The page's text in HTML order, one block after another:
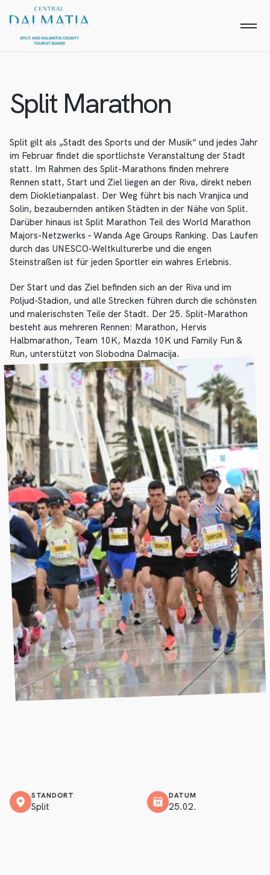
Split Marathon
Split gilt als „Stadt des Sports und der Musik“ und jedes Jahr
im Februar findet die sportlichste Veranstaltung der Stadt
statt. Im Rahmen des Split-Marathons finden mehrere
Rennen statt, Start und Ziel liegen an der Riva, direkt neben
dem Diokletianpalast. Der Weg führt bis nach Vranjica und
Solin, bezaubernden antiken Städten in der Nähe von Split.
Darüber hinaus ist Split Marathon Teil des World Marathon
Majors-Netzwerks – Wanda Age Groups Ranking. Das Laufen
durch das UNESCO-Weltkulturerbe und die engen
Steinstraßen ist für jeden Sportler ein wahres Erlebnis.
Der Start und das Ziel befinden sich an der Riva und im
Poljud-Stadion, und alle Strecken führen durch die schönsten
und malerischsten Teile der Stadt. Der 25. Split-Marathon
besteht aus mehreren Rennen: Marathon, Hervis
Halbmarathon, Team 10K, Mazda 10K und Family Fun &
Run, unterstützt von Slobodna Dalmacija.
STANDORT
Split
DATUM
25.02.